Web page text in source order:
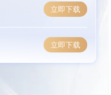
立即下载
立即下载